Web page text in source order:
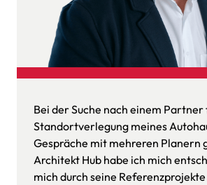
Bei der Suche nach einem Partner
Standortverlegung meines
Gespräche mit mehreren Planern
Architekt Hub habe ich mich
mich durch seine Referenzprojekte